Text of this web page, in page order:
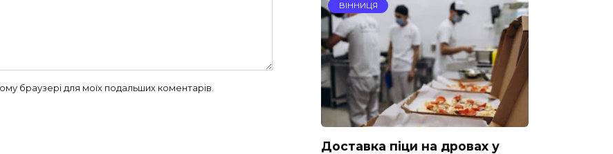
браузері для моїх подальших коментарів.
ВІННИЦЯ
Доставка піци на дровах у